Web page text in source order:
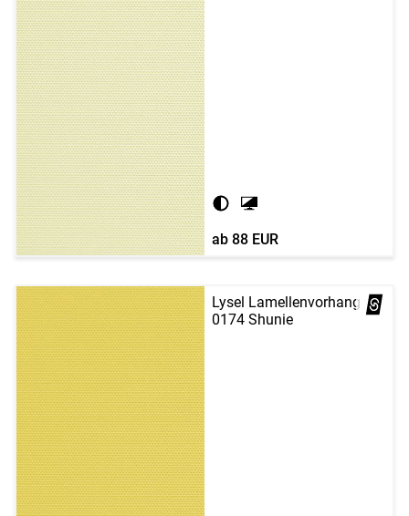
ab 88 EUR
Lysel Lamellenvorhang
0174 Shunie